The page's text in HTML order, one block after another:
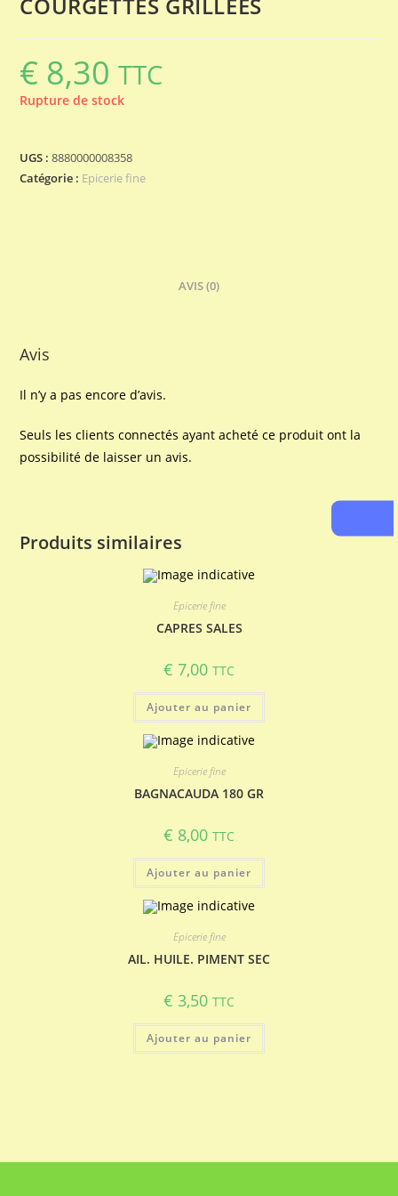
€ 8,30 TTC
Rupture de stock
UGS :8880000008358
Catégorie : Epicerie fine
AVIS (0)
Avis
Il n’y a pas encore d’avis.
Seuls les clients connectés ayant acheté ce produit ont la
possibilité de laisser un avis.
Produits similaires
Epicerie fine
CAPRES SALES
€ 7,00 TTC
Ajouter au panier
Epicerie fine
BAGNACAUDA 180 GR
€ 8,00 TTC
Ajouter au panier
Epicerie fine
AIL. HUILE. PIMENT SEC
€ 3,50 TTC
Ajouter au panier